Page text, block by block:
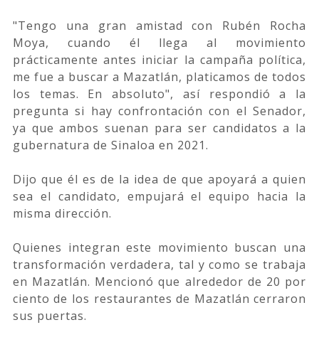
"Tengo una gran amistad con Rubén Rocha
Moya, cuando él llega al movimiento
prácticamente antes iniciar la campaña política,
me fue a buscar a Mazatlán, platicamos de todos
los temas. En absoluto", así respondió a la
pregunta si hay confrontación con el Senador,
ya que ambos suenan para ser candidatos a la
gubernatura de Sinaloa en 2021.
Dijo que él es de la idea de que apoyará a quien
sea el candidato, empujará el equipo hacia la
misma dirección.
Quienes integran este movimiento buscan una
transformación verdadera, tal y como se trabaja
en Mazatlán. Mencionó que alrededor de 20 por
ciento de los restaurantes de Mazatlán cerraron
sus puertas.